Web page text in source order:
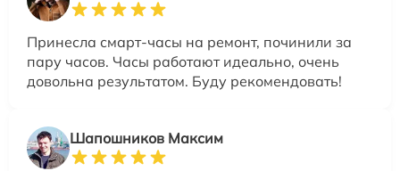
Принесла смарт-часы на ремонт, починили за
пару часов. Часы работают идеально, очень
довольна результатом. Буду рекомендовать!
Шапошников Максим